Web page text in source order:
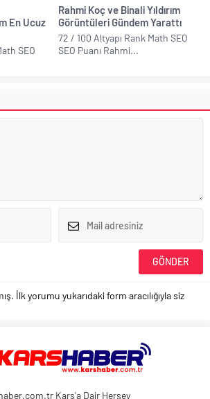
En Ucuz
SEO
Rahmi Koç ve Binali Yıldırım
Görüntüleri Gündem Yarattı
72 / 100 Altyapı Rank Math SEO
SEO Puanı Rahmi...
İlk yorumu yukarıdaki form aracılığıyla siz
Kars'a Dair Herşey